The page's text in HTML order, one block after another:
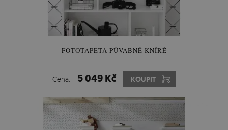
FOTOTAPETA PŮVABNÉ KNÍRÉ
Cena: 5 049 Kč KOUPIT